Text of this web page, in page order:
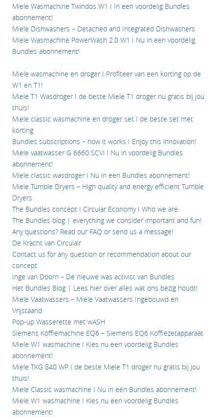
Miele Wasmachine Twindos W1 I In een voordelig Bundles
abonnement!
Miele Dishwashers – Detached and Integrated Dishwashers
Miele Wasmachine PowerWash 2.0 W1 I Nu in een voordelig
Bundles abonnement!
Miele wasmachine en droger I Profiteer van een korting op de
W1 en T1!
Miele T1 Wasdroger I de beste Miele T1 droger nu gratis bij jou
thuis!
Miele classic wasmachine en droger set I de beste set met
korting
Bundles subscriptions – how it works I Enjoy this innovation!
Miele vaatwasser G 6660 SCVi I Nu in voordelig Bundles
abonnement!
Miele classic wasdroger I Nu in een Bundles abonnement!
Miele Tumble Dryers – High quality and energy efficient Tumble
Dryers
The Bundles concept I Circular Economy I Who we are
The Bundles blog | everything we consider important and fun!
Any questions? Read our FAQ or send us a message!
De Kracht van Circulair
Contact us for any question or recommendation about our
concept
Inge van Doorn – De nieuwe was activist van Bundles
Het Bundles Blog | Lees hier over alles wat ons bezig houdt!
Miele Vaatwassers – Miele Vaatwassers Ingebouwd en
Vrijstaand
Pop-up Wasserette met wASH
Siemens Koffiemachine EQ6 – Siemens EQ6 Koffiezetapparaat
Miele W1 wasmachine I Kies nu een voordelig Bundles
abonnement!
Miele TKG 840 WP I de beste Miele T1 droger nu gratis bij jou
thuis!
Miele Classic wasmachine I Nu in een Bundles abonnement!
Miele W1 wasmachine I Kies nu een voordelig Bundles
abonnement!